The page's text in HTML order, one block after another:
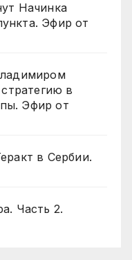
Начинка
Эфир от
в
Эфир от
в Сербии.
Часть 2.